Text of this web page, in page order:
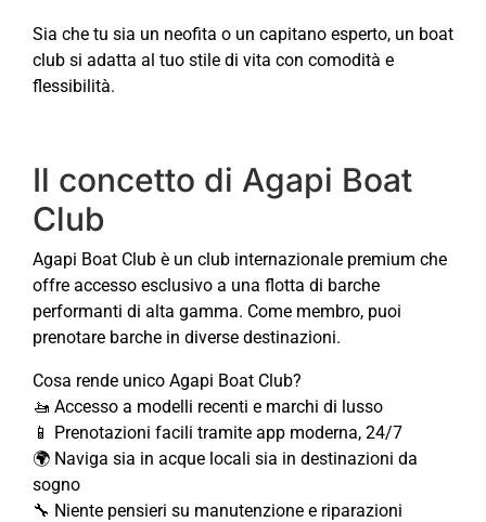
Sia che tu sia un neofita o un capitano esperto, un boat
club si adatta al tuo stile di vita con comodità e
flessibilità.
Il concetto di Agapi Boat
Club
Agapi Boat Club è un club internazionale premium che
offre accesso esclusivo a una flotta di barche
performanti di alta gamma. Come membro, puoi
prenotare barche in diverse destinazioni.
Cosa rende unico Agapi Boat Club?
🚤 Accesso a modelli recenti e marchi di lusso
📱 Prenotazioni facili tramite app moderna, 24/7
🌍 Naviga sia in acque locali sia in destinazioni da
sogno
🔧 Niente pensieri su manutenzione e riparazioni